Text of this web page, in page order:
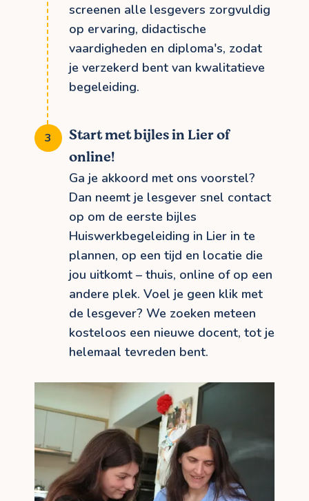
screenen alle lesgevers zorgvuldig
op ervaring, didactische
vaardigheden en diploma's, zodat
je verzekerd bent van kwalitatieve
begeleiding.
Start met bijles in Lier of
online!
Ga je akkoord met ons voorstel?
Dan neemt je lesgever snel contact
op om de eerste bijles
Huiswerkbegeleiding in Lier in te
plannen, op een tijd en locatie die
jou uitkomt – thuis, online of op een
andere plek. Voel je geen klik met
de lesgever? We zoeken meteen
kosteloos een nieuwe docent, tot je
helemaal tevreden bent.